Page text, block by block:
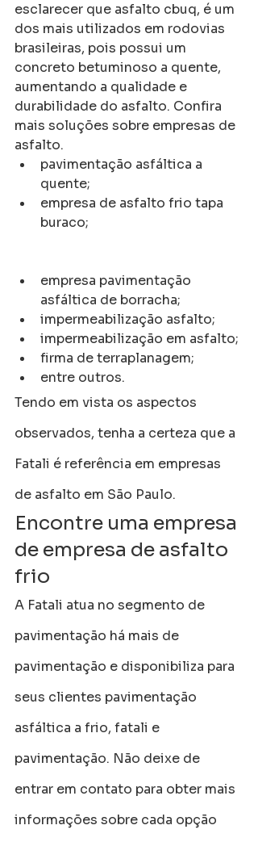
esclarecer que asfalto cbuq, é um
dos mais utilizados em rodovias
brasileiras, pois possui um
concreto betuminoso a quente,
aumentando a qualidade e
durabilidade do asfalto. Confira
mais soluções sobre empresas de
asfalto.
pavimentação asfáltica a
quente;
empresa de asfalto frio tapa
buraco;
empresa pavimentação
asfáltica de borracha;
impermeabilização asfalto;
impermeabilização em asfalto;
firma de terraplanagem;
entre outros.
Tendo em vista os aspectos
observados, tenha a certeza que a
Fatali é referência em empresas
de asfalto em São Paulo.
Encontre uma empresa
de empresa de asfalto
frio
A Fatali atua no segmento de
pavimentação há mais de
pavimentação e disponibiliza para
seus clientes pavimentação
asfáltica a frio, fatali e
pavimentação. Não deixe de
entrar em contato para obter mais
informações sobre cada opção